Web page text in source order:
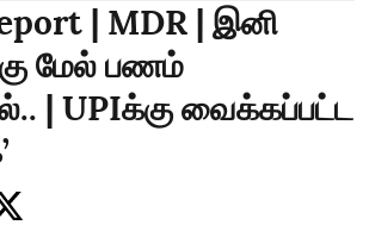
| MDR | இனி
மேல் பணம்
| UPIக்கு வைக்கப்பட்ட